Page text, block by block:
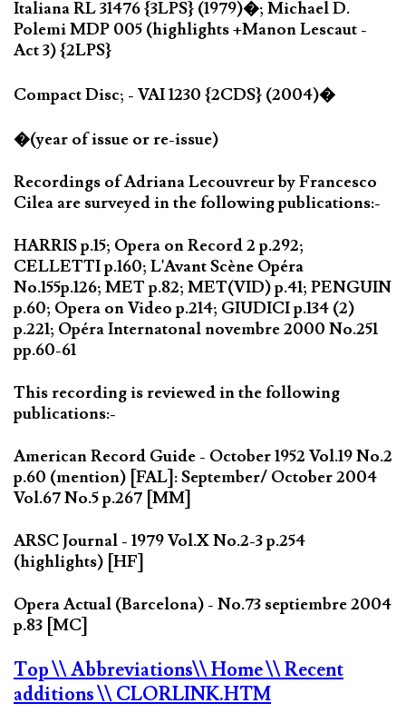
Italiana RL 31476 {3LPS} (1979)�; Michael D.
Polemi MDP 005 (highlights +Manon Lescaut -
Act 3) {2LPS}
Compact Disc; - VAI 1230 {2CDS} (2004)�
�(year of issue or re-issue)
Recordings of Adriana Lecouvreur by Francesco
Cilea are surveyed in the following publications:-
HARRIS p.15; Opera on Record 2 p.292;
CELLETTI p.160; L'Avant Scène Opéra
No.155p.126; MET p.82; MET(VID) p.41; PENGUIN
p.60; Opera on Video p.214; GIUDICI p.134 (2)
p.221; Opéra Internatonal novembre 2000 No.251
pp.60-61
This recording is reviewed in the following
publications:-
American Record Guide - October 1952 Vol.19 No.2
p.60 (mention) [FAL]: September/ October 2004
Vol.67 No.5 p.267 [MM]
ARSC Journal - 1979 Vol.X No.2-3 p.254
(highlights) [HF]
Opera Actual (Barcelona) - No.73 septiembre 2004
p.83 [MC]
Top\\ Abbreviations\\ Home\\ Recent
additions\\ CLORLINK.HTM